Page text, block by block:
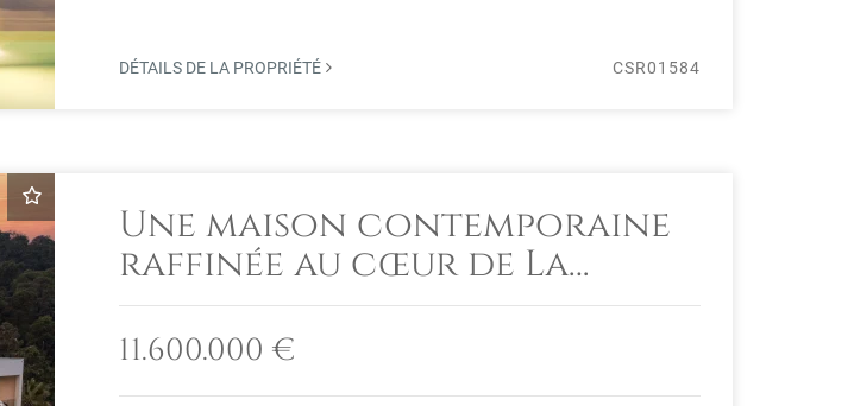
DÉTAILS DE LA PROPRIÉTÉ CSR01584
Une maison contemporaine
raffinée au cœur de La
Zagaleta
11.600.000 €